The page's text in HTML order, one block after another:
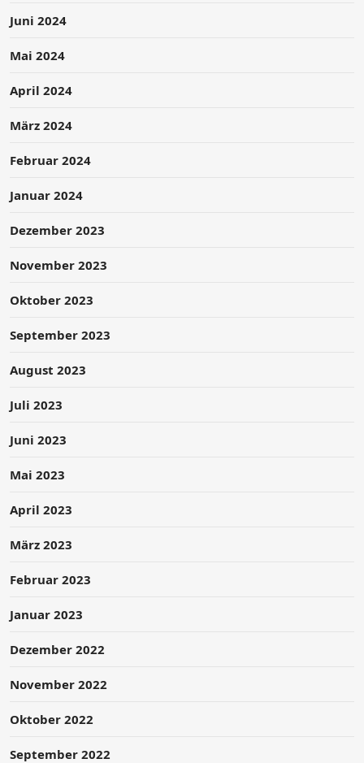
Juni 2024
Mai 2024
April 2024
März 2024
Februar 2024
Januar 2024
Dezember 2023
November 2023
Oktober 2023
September 2023
August 2023
Juli 2023
Juni 2023
Mai 2023
April 2023
März 2023
Februar 2023
Januar 2023
Dezember 2022
November 2022
Oktober 2022
September 2022